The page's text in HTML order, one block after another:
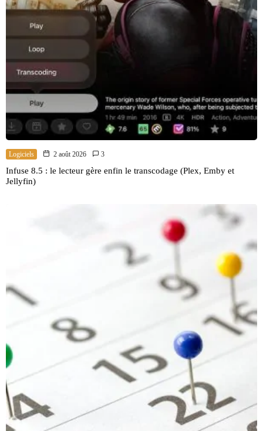
Logiciels 2 août 2026 3
Infuse 8.5 : le lecteur gère enfin le transcodage (Plex, Emby et
Jellyfin)